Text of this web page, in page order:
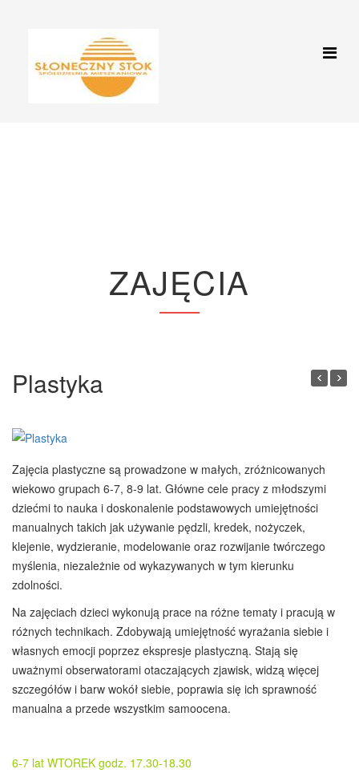
ZAJĘCIA
Plastyka
Zajęcia plastyczne są prowadzone w małych, zróżnicowanych
wiekowo grupach 6-7, 8-9 lat. Główne cele pracy z młodszymi
dziećmi to nauka i doskonalenie podstawowych umiejętności
manualnych takich jak używanie pędzli, kredek, nożyczek,
klejenie, wydzieranie, modelowanie oraz rozwijanie twórczego
myślenia, niezależnie od wykazywanych w tym kierunku
zdolności.
Na zajęciach dzieci wykonują prace na różne tematy i pracują w
różnych technikach. Zdobywają umiejętność wyrażania siebie i
własnych emocji poprzez ekspresje plastyczną. Stają się
uważnymi obserwatorami otaczających zjawisk, widzą więcej
szczegółów i barw wokół siebie, poprawia się ich sprawność
manualna a przede wszystkim samoocena.
6-7 lat WTOREK godz. 17.30-18.30